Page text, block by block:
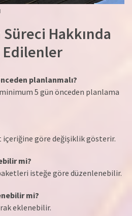
Hakkında
Edilenler
planlanmalı?
5 gün önceden planlama
içeriğine göre değişiklik gösterir.
mi?
isteğe göre düzenlenebilir.
mi?
eklenebilir.